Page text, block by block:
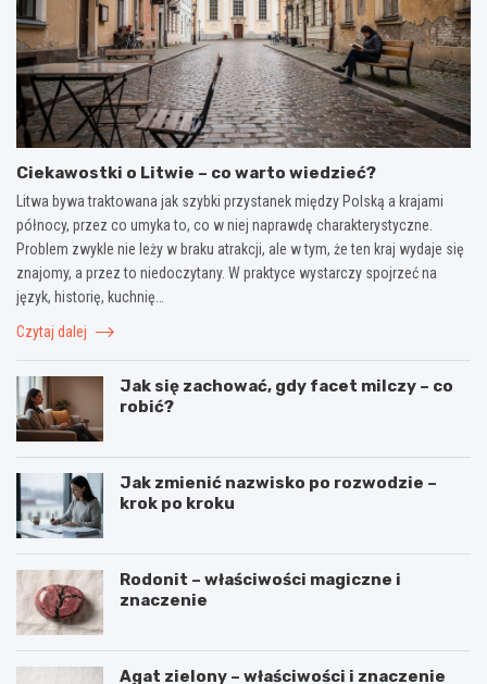
Ciekawostki o Litwie – co warto wiedzieć?
Litwa bywa traktowana jak szybki przystanek między Polską a krajami
północy, przez co umyka to, co w niej naprawdę charakterystyczne.
Problem zwykle nie leży w braku atrakcji, ale w tym, że ten kraj wydaje się
znajomy, a przez to niedoczytany. W praktyce wystarczy spojrzeć na
język, historię, kuchnię…
Czytaj dalej
Jak się zachować, gdy facet milczy – co
robić?
Jak zmienić nazwisko po rozwodzie –
krok po kroku
Rodonit – właściwości magiczne i
znaczenie
Agat zielony – właściwości i znaczenie